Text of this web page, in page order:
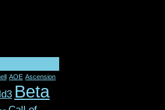
AOE Ascension
Beta